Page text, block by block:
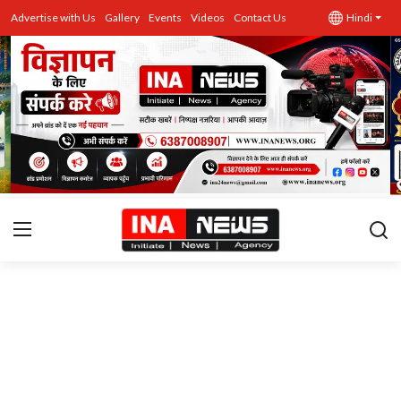
Advertise with Us Gallery Events Videos Contact Us Hindi
उत्तर प्रदेश
Advertise with Us
Events
राज्य